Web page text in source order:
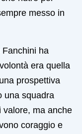
messo in
ha
era quella
prospettiva
una squadra
valore, ma anche
coraggio e